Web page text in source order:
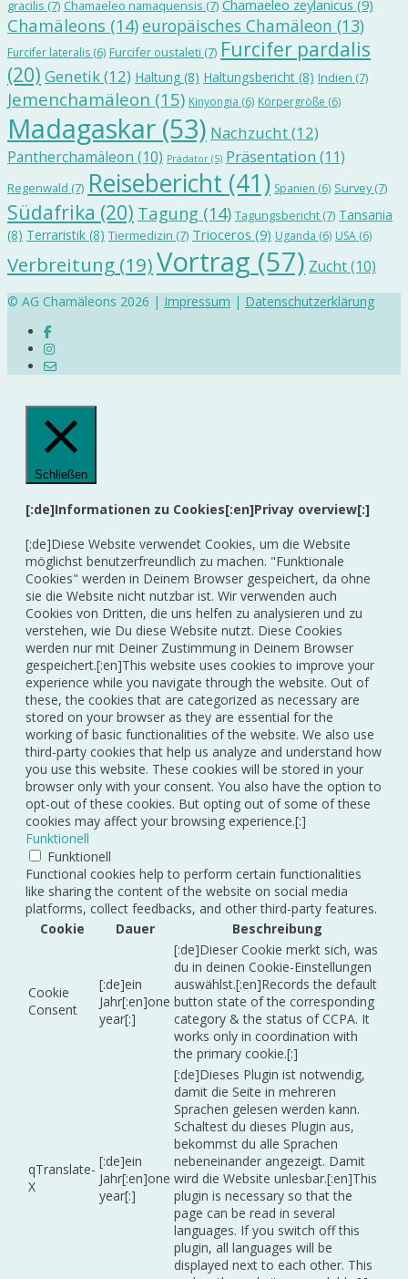
gracilis (7) Chamaeleo namaquensis (7) Chamaeleo zeylanicus (9)
Chamäleons (14)europäisches Chamäleon (13)
Furcifer lateralis (6) Furcifer oustaleti (7) Furcifer pardalis
(20) Genetik(12) Haltung (8) Haltungsbericht (8) Indien (7)
Jemenchamäleon (15) Kinyongia (6) Körpergröße (6)
Madagaskar (53) Nachzucht(12)
Pantherchamäleon (10) Prädator (5) Präsentation (11)
Regenwald (7) Reisebericht (41) Spanien (6) Survey(7)
Südafrika (20) Tagung (14) Tagungsbericht (7) Tansania
(8) Terraristik (8) Tiermedizin (7) Trioceros (9) Uganda (6) USA (6)
Verbreitung (19)Vortrag (57) Zucht(10)
© AG Chamäleons 2026 | Impressum | Datenschutzerklärung
Schließen
[:de]Informationen zu Cookies[:en]Privay overview[:]
[:de]Diese Website verwendet Cookies, um die Website
möglichst benutzerfreundlich zu machen. "Funktionale
Cookies" werden in Deinem Browser gespeichert, da ohne
sie die Website nicht nutzbar ist. Wir verwenden auch
Cookies von Dritten, die uns helfen zu analysieren und zu
verstehen, wie Du diese Website nutzt. Diese Cookies
werden nur mit Deiner Zustimmung in Deinem Browser
gespeichert.[:en]This website uses cookies to improve your
experience while you navigate through the website. Out of
these, the cookies that are categorized as necessary are
stored on your browser as they are essential for the
working of basic functionalities of the website. We also use
third-party cookies that help us analyze and understand how
you use this website. These cookies will be stored in your
browser only with your consent. You also have the option to
opt-out of these cookies. But opting out of some of these
cookies may affect your browsing experience.[:]
Funktionell
Funktionell
Functional cookies help to perform certain functionalities
like sharing the content of the website on social media
platforms, collect feedbacks, and other third-party features.
Cookie
Dauer Beschreibung
Cookie
Consent
[:de]ein
Jahr[:en]one
year[:]
[:de]Dieser Cookie merkt sich, was
du in deinen Cookie-Einstellungen
auswählst.[:en]Records the default
button state of the corresponding
category & the status of CCPA. It
works only in coordination with
the primary cookie.[:]
qTranslate-
X
[:de]ein
Jahr[:en]one
year[:]
[:de]Dieses Plugin ist notwendig,
damit die Seite in mehreren
Sprachen gelesen werden kann.
Schaltest du dieses Plugin aus,
bekommst du alle Sprachen
nebeneinander angezeigt. Damit
wird die Website unlesbar.[:en]This
plugin is necessary so that the
page can be read in several
languages. If you switch off this
plugin, all languages will be
displayed next to each other. This